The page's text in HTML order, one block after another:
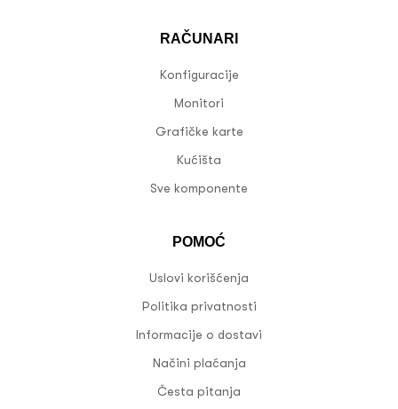
RAČUNARI
Konfiguracije
Monitori
Grafičke karte
Kućišta
Sve komponente
POMOĆ
Uslovi korišćenja
Politika privatnosti
Informacije o dostavi
Načini plaćanja
Česta pitanja